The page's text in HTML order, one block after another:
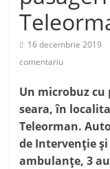
16 decembrie 2019
comentariu
Un microbuz
seara, în
Teleorman.
de Intervenție
ambulanțe, 3